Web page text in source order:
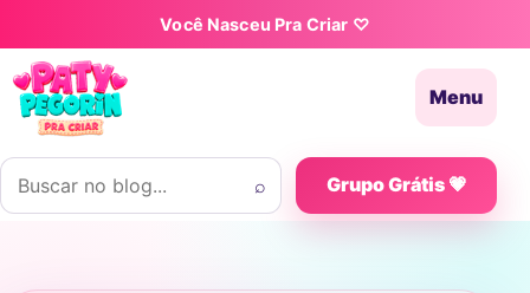
Pular para o conteúdoVocê Nasceu Pra Criar ♡
Menu
Buscar por:
⌕ Grupo Grátis 💗